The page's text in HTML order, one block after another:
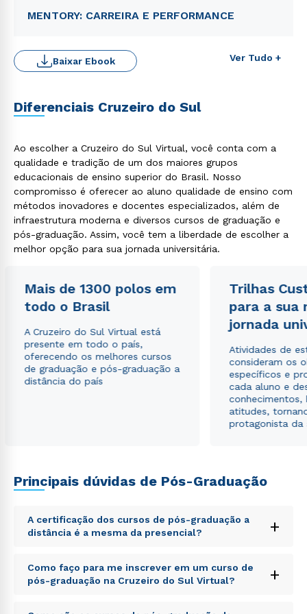
MENTORY: CARREIRA E PERFORMANCE
Ver Tudo +
Baixar Ebook
Diferenciais Cruzeiro do Sul
Ao escolher a Cruzeiro do Sul Virtual, você conta com a
qualidade e tradição de um dos maiores grupos
educacionais de ensino superior do Brasil. Nosso
compromisso é oferecer ao aluno qualidade de ensino com
métodos inovadores e docentes especializados, além de
infraestrutura moderna e diversos cursos de graduação e
pós-graduação. Assim, você tem a liberdade de escolher a
melhor opção para sua jornada universitária.
Mais de 1300 polos em
todo o Brasil
A Cruzeiro do Sul Virtual está
presente em todo o país,
oferecendo os melhores cursos
de graduação e pós-graduação a
distância do país
Trilhas
para a sua
jornada
Atividades de
consideram os
específicos e
cada aluno e
conhecimentos,
atitudes,
protagonista da
Principais dúvidas de Pós-Graduação
A certificação dos cursos de pós-graduação a
distância é a mesma da presencial?
+
Sed ut perspiciatis unde omnis iste natus error sit
voluptatem accusantium doloremque laudantium,
totam rem aperiam, eaque ipsa quae ab illo inventore
Como faço para me inscrever em um curso de
pós-graduação na Cruzeiro do Sul Virtual?
+
Sed ut perspiciatis unde omnis iste natus error sit
Rápido e fácil
WhatsApp
Política de Privacidade. e
autorizo que meus dados sejam utilizados para o
envio de conteúdos da Cruzeiro do Sul.